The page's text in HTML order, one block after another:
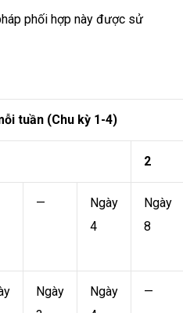
phối hợp này được sử
tuần (Chu kỳ 1-4)
2
—
Ngày
4
Ngày
8
Ngày
Ngày
—